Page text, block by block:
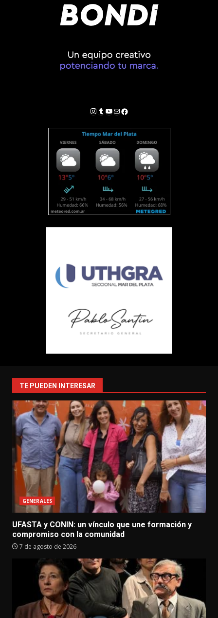
Instagram
Tumblr
YouTube
Correo electrónico
Facebook
TE PUEDEN INTERESAR
GENERALES
UFASTA y CONIN: un vínculo que une formación y
compromiso con la comunidad
7 de agosto de 2026